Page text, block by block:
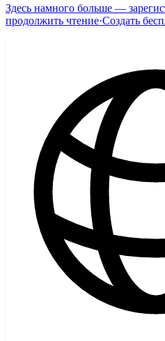
Здесь намного больше —
продолжить чтение·Создать